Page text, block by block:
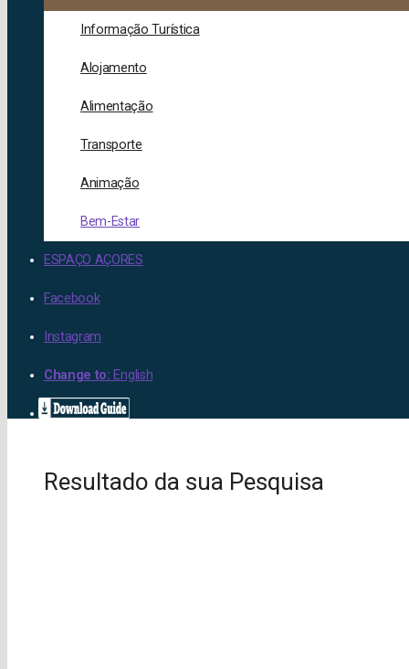
Informação Turística
Alojamento
Alimentação
Transporte
Animação
Bem-Estar
ESPAÇO AÇORES
Facebook
Instagram
Change to: English
Resultado da sua Pesquisa